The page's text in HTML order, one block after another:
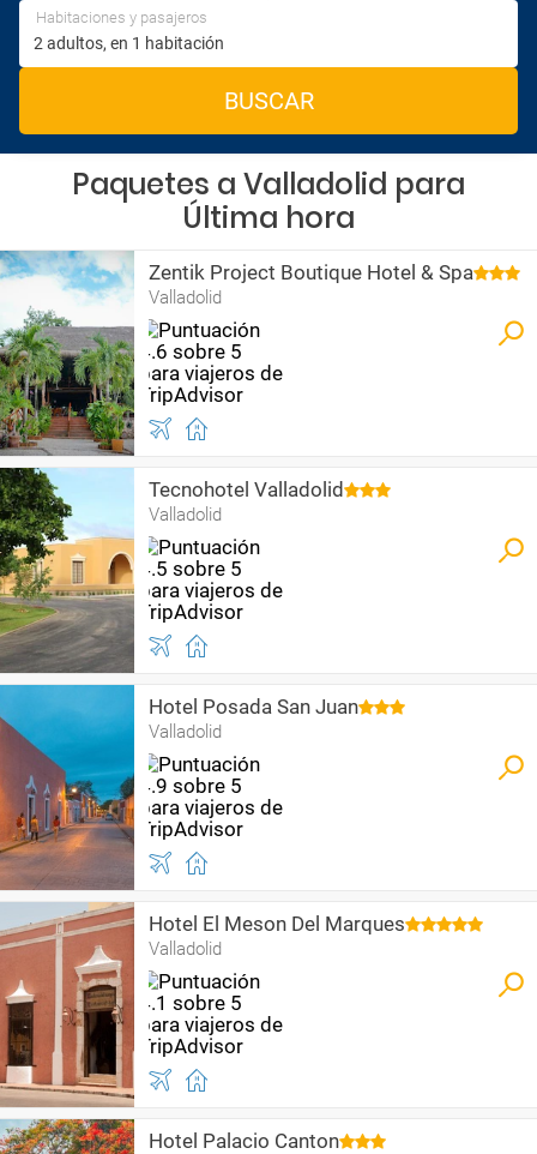
Habitaciones y pasajeros
BUSCAR
Paquetes a Valladolid para
Última hora
Zentik Project Boutique Hotel & Spa
Valladolid
Tecnohotel Valladolid
Valladolid
Hotel Posada San Juan
Valladolid
Hotel El Meson Del Marques
Valladolid
Hotel Palacio Canton